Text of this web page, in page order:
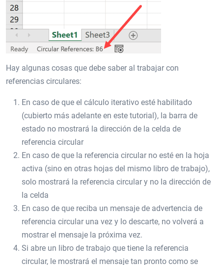
Hay algunas cosas que debe saber al trabajar con
referencias circulares:
En caso de que el cálculo iterativo esté habilitado
(cubierto más adelante en este tutorial), la barra de
estado no mostrará la dirección de la celda de
referencia circular
En caso de que la referencia circular no esté en la hoja
activa (sino en otras hojas del mismo libro de trabajo),
solo mostrará la referencia circular y no la dirección de
la celda
En caso de que reciba un mensaje de advertencia de
referencia circular una vez y lo descarte, no volverá a
mostrar el mensaje la próxima vez.
Si abre un libro de trabajo que tiene la referencia
circular, le mostrará el mensaje tan pronto como se